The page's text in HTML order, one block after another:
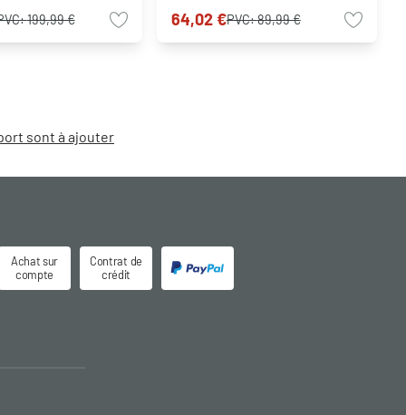
199,99 € 64,02 €PVC:89,99 €
sont à ajouter
Achat sur
compte
Contrat de
crédit